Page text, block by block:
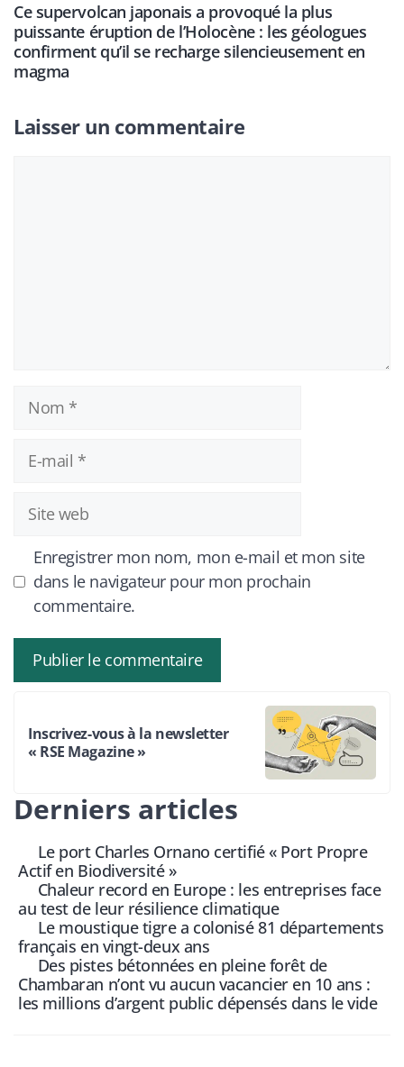
Ce supervolcan japonais a provoqué la plus
puissante éruption de l’Holocène : les géologues
confirment qu’il se recharge silencieusement en
magma
Laisser un commentaire
Nom
mail
Site
web
Enregistrer mon nom, mon e-mail et mon site
dans le navigateur pour mon prochain
commentaire.
Inscrivez-vous à la newsletter
« RSE Magazine »
Derniers articles
Le port Charles Ornano certifié « Port Propre
Actif en Biodiversité »
Chaleur record en Europe : les entreprises face
au test de leur résilience climatique
Le moustique tigre a colonisé 81 départements
français en vingt-deux ans
Des pistes bétonnées en pleine forêt de
Chambaran n’ont vu aucun vacancier en 10 ans :
les millions d’argent public dépensés dans le vide